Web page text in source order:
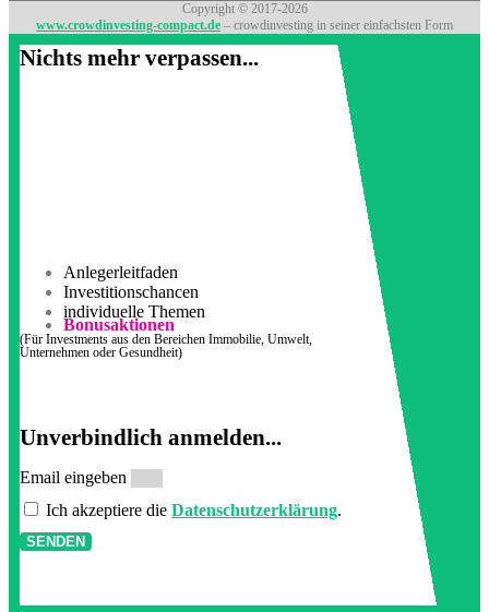
Copyright © 2017-2026
www.crowdinvesting-compact.de – crowdinvesting in seiner einfachsten Form
Nichts mehr verpassen...
Anlegerleitfaden
Investitionschancen
individuelle Themen
Bonusaktionen
(Für Investments aus den Bereichen Immobilie, Umwelt,
Unternehmen oder Gesundheit)
Unverbindlich anmelden...
Email eingeben
Ich akzeptiere die Datenschutzerklärung.
SENDEN